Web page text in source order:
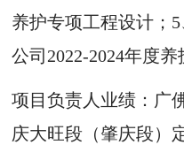
养护专项工程设计；
公司2022-2024年度养
项目负责人业绩：广
庆大旺段（肇庆段）